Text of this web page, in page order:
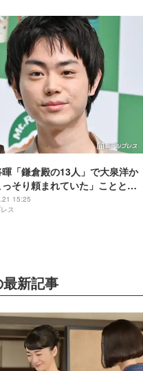
「鎌倉殿の13人」で大泉洋か
っそり頼まれていた」ことと
15:25
ス
最新記事